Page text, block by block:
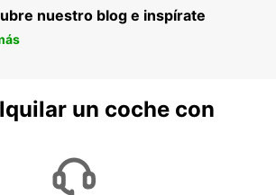
nuestro blog e inspírate
un coche con